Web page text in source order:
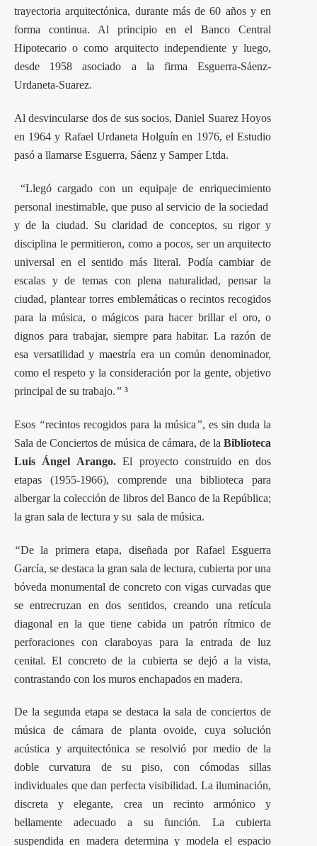
trayectoria arquitectónica, durante más de 60 años y en
forma continua. Al principio en el Banco Central
Hipotecario o como arquitecto independiente y luego,
desde 1958 asociado a la firma Esguerra-Sáenz-
Urdaneta-Suarez.
Al desvincularse dos de sus socios, Daniel Suarez Hoyos
en 1964 y Rafael Urdaneta Holguín en 1976, el Estudio
pasó a llamarse Esguerra, Sáenz y Samper Ltda.
“Llegó cargado con un equipaje de enriquecimiento
personal inestimable, que puso al servicio de la sociedad
y de la ciudad. Su claridad de conceptos, su rigor y
disciplina le permitieron, como a pocos, ser un arquitecto
universal en el sentido más literal. Podía cambiar de
escalas y de temas con plena naturalidad, pensar la
ciudad, plantear torres emblemáticas o recintos recogidos
para la música, o mágicos para hacer brillar el oro, o
dignos para trabajar, siempre para habitar. La razón de
esa versatilidad y maestría era un común denominador,
como el respeto y la consideración por la gente, objetivo
principal de su trabajo.” ³
Esos “recintos recogidos para la música”, es sin duda la
Sala de Conciertos de música de cámara, de laBiblioteca
Luis Ángel Arango.El proyecto construido en dos
etapas (1955-1966), comprende una biblioteca para
albergar la colección de libros del Banco de la República;
la gran sala de lectura y su sala de música.
“De la primera etapa, diseñada por Rafael Esguerra
García, se destaca la gran sala de lectura, cubierta por una
bóveda monumental de concreto con vigas curvadas que
se entrecruzan en dos sentidos, creando una retícula
diagonal en la que tiene cabida un patrón rítmico de
perforaciones con claraboyas para la entrada de luz
cenital. El concreto de la cubierta se dejó a la vista,
contrastando con los muros enchapados en madera.
De la segunda etapa se destaca la sala de conciertos de
música de cámara de planta ovoide, cuya solución
acústica y arquitectónica se resolvió por medio de la
doble curvatura de su piso, con cómodas sillas
individuales que dan perfecta visibilidad. La iluminación,
discreta y elegante, crea un recinto armónico y
bellamente adecuado a su función. La cubierta
suspendida en madera determina y modela el espacio